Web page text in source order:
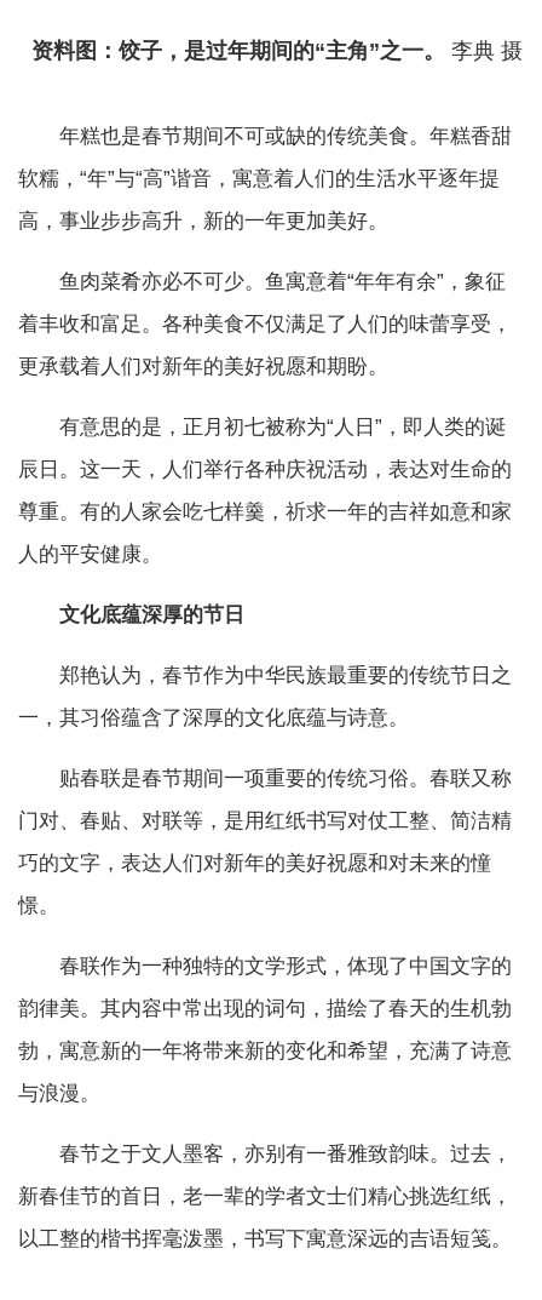
资料图：饺子，是过年期间的“主角”之一。 李典 摄
年糕也是春节期间不可或缺的传统美食。年糕香甜
软糯，“年”与“高”谐音，寓意着人们的生活水平逐年提
高，事业步步高升，新的一年更加美好。
鱼肉菜肴亦必不可少。鱼寓意着“年年有余”，象征
着丰收和富足。各种美食不仅满足了人们的味蕾享受，
更承载着人们对新年的美好祝愿和期盼。
有意思的是，正月初七被称为“人日”，即人类的诞
辰日。这一天，人们举行各种庆祝活动，表达对生命的
尊重。有的人家会吃七样羹，祈求一年的吉祥如意和家
人的平安健康。
文化底蕴深厚的节日
郑艳认为，春节作为中华民族最重要的传统节日之
一，其习俗蕴含了深厚的文化底蕴与诗意。
贴春联是春节期间一项重要的传统习俗。春联又称
门对、春贴、对联等，是用红纸书写对仗工整、简洁精
巧的文字，表达人们对新年的美好祝愿和对未来的憧
憬。
春联作为一种独特的文学形式，体现了中国文字的
韵律美。其内容中常出现的词句，描绘了春天的生机勃
勃，寓意新的一年将带来新的变化和希望，充满了诗意
与浪漫。
春节之于文人墨客，亦别有一番雅致韵味。过去，
新春佳节的首日，老一辈的学者文士们精心挑选红纸，
以工整的楷书挥毫泼墨，书写下寓意深远的吉语短笺。